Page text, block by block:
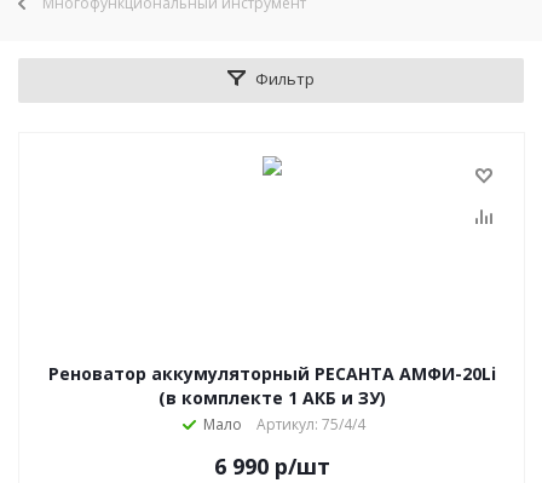
Фильтр
Реноватор аккумуляторный РЕСАНТА АМФИ-20Li
(в комплекте 1 АКБ и ЗУ)
Мало Артикул: 75/4/4
6 990 р/шт